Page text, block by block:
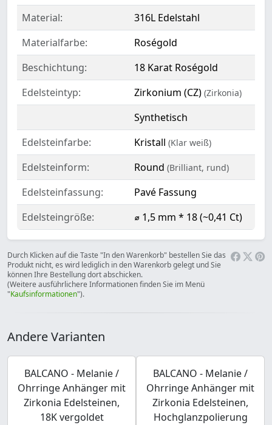
Material:
316L Edelstahl
Materialfarbe:
Roségold
Beschichtung:
18 Karat Roségold
Edelsteintyp:
Zirkonium (CZ) (Zirkonia)
Synthetisch
Edelsteinfarbe:
Kristall (Klar weiß)
Edelsteinform: Round (Brilliant, rund)
Edelsteinfassung:
Pavé Fassung
Edelsteingröße:
⌀ 1,5 mm * 18 (~0,41 Ct)
Durch Klicken auf die Taste "In den Warenkorb" bestellen Sie das
Produkt nicht, es wird lediglich in den Warenkorb gelegt und Sie
können Ihre Bestellung dort abschicken.
(Weitere ausführlichere Informationen finden Sie im Menü
"Kaufsinformationen").
Andere Varianten
BALCANO - Melanie /
Ohrringe Anhänger mit
Zirkonia Edelsteinen,
18K vergoldet
BALCANO - Melanie /
Ohrringe Anhänger mit
Zirkonia Edelsteinen,
Hochglanzpolierung